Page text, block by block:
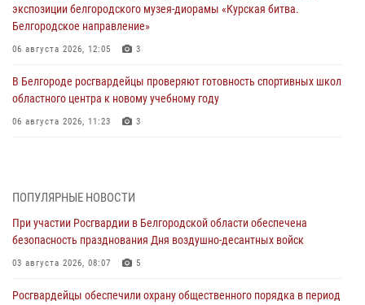
экспозиции белгородского музея‑диорамы «Курская битва.
Белгородское направление»
06 августа 2026, 12:05 3
В Белгороде росгвардейцы проверяют готовность спортивных школ
областного центра к новому учебному году
06 августа 2026, 11:23 3
Офицеры Росгвардии и ветераны войск правопорядка почтили
память генерала армии Ивана Кирилловича Яковлева
ПОПУЛЯРНЫЕ НОВОСТИ
При участии Росгвардии в Белгородской области обеспечена
безопасность празднования Дня воздушно-десантных войск
03 августа 2026, 08:07 5
Росгвардейцы обеспечили охрану общественного порядка в период